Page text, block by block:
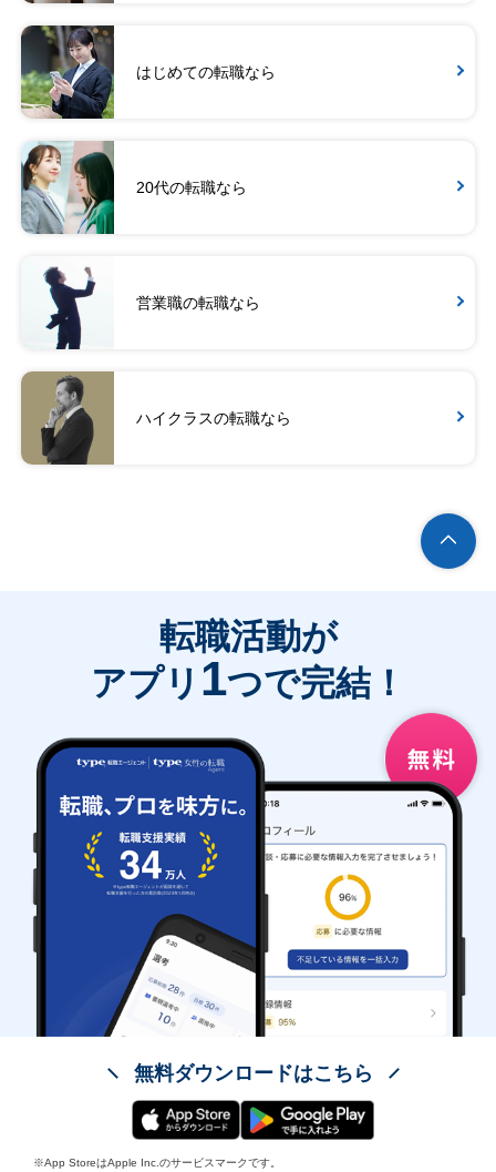
はじめての転職なら
20代の転職なら
営業職の転職なら
ハイクラスの転職なら
転職活動が
アプリ 1つで完結！
無料ダウンロードはこちら
※App StoreはApple Inc.のサービスマークです。